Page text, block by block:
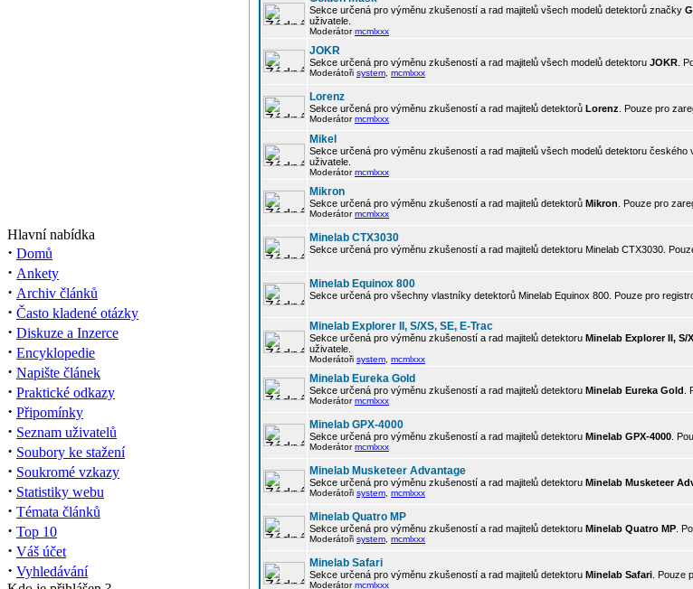
Hlavní nabídka
· Domů
· Ankety
· Archiv článků
· Často kladené otázky
· Diskuze a Inzerce
· Encyklopedie
· Napište článek
· Praktické odkazy
· Připomínky
· Seznam uživatelů
· Soubory ke stažení
· Soukromé vzkazy
· Statistiky webu
· Témata článků
· Top 10
· Váš účet
· Vyhledávání
Sekce určená pro výměnu zkušeností a rad majitelů všech modelů detektorů značky
uživatele.
Moderátormcmlxxx
JOKR
Sekce určená pro výměnu zkušeností a rad majitelů všech modelů detektoru JOKR .
Moderátoři system mcmlxxx
Lorenz
Sekce určená pro výměnu zkušeností a rad majitelů detektorů Lorenz . Pouze pro
Moderátormcmlxxx
Mikel
Sekce určená pro výměnu zkušeností a rad majitelů všech modelů detektoru českého
uživatele.
Moderátormcmlxxx
Mikron
Sekce určená pro výměnu zkušeností a rad majitelů detektorů Mikron . Pouze pro
Moderátormcmlxxx
Minelab CTX3030
Sekce určená pro výměnu zkušeností a rad majitelů detektoru Minelab CTX3030.
Minelab Equinox 800
Sekce určená pro všechny vlastníky detektorů Minelab Equinox 800. Pouze pro
Minelab Explorer II, S/XS, SE, E-Trac
Sekce určená pro výměnu zkušeností a rad majitelů detektoru Minelab Explorer II, S/
uživatele.
Moderátoři system mcmlxxx
Minelab Eureka Gold
Sekce určená pro výměnu zkušeností a rad majitelů detektoru Minelab Eureka Gold
Moderátormcmlxxx
Minelab GPX-4000
Sekce určená pro výměnu zkušeností a rad majitelů detektoru Minelab GPX-4000 .
Moderátormcmlxxx
Minelab Musketeer Advantage
Sekce určená pro výměnu zkušeností a rad majitelů detektoru Minelab Musketeer
Moderátoři system mcmlxxx
Minelab Quatro MP
Sekce určená pro výměnu zkušeností a rad majitelů detektoru Minelab Quatro MP .
Moderátoři system mcmlxxx
Minelab Safari
Sekce určená pro výměnu zkušeností a rad majitelů detektoru Minelab Safari . Pouze
Moderátormcmlxxx